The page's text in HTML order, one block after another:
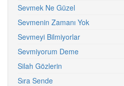
Sevmek Ne Güzel
Sevmenin Zamanı Yok
Sevmeyi Bilmiyorlar
Sevmiyorum Deme
Silah Gözlerin
Sıra Sende